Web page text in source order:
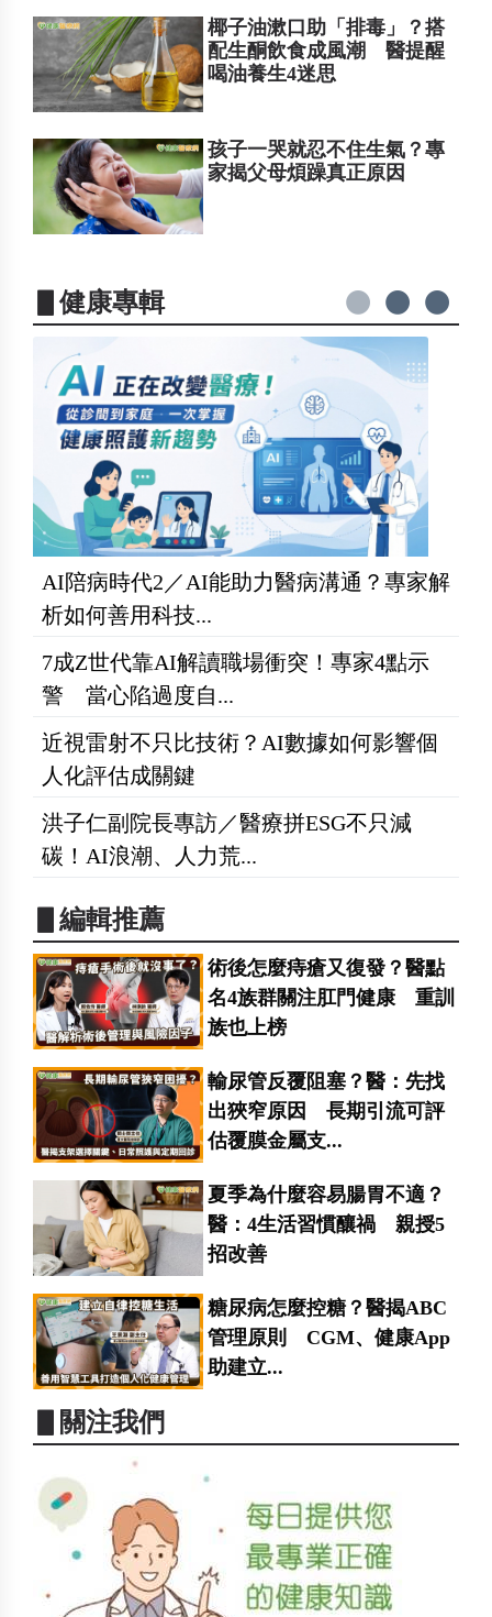
椰子油漱口助「排毒」？搭
配生酮飲食成風潮 醫提醒
喝油養生4迷思
孩子一哭就忍不住生氣？專
家揭父母煩躁真正原因
▋健康專輯
AI陪病時代2／AI能助力醫病溝通？專家解
析如何善用科技...
7成Z世代靠AI解讀職場衝突！專家4點示
警 當心陷過度自...
近視雷射不只比技術？AI數據如何影響個
人化評估成關鍵
洪子仁副院長專訪／醫療拼ESG不只減
碳！AI浪潮、人力荒...
▋編輯推薦
術後怎麼痔瘡又復發？醫點
名4族群關注肛門健康 重訓
族也上榜
輸尿管反覆阻塞？醫：先找
出狹窄原因 長期引流可評
估覆膜金屬支...
夏季為什麼容易腸胃不適？
醫：4生活習慣釀禍 親授5
招改善
糖尿病怎麼控糖？醫揭ABC
管理原則 CGM、健康App
助建立...
▋關注我們